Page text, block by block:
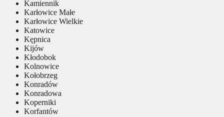
Kamiennik
Karłowice Małe
Karłowice Wielkie
Katowice
Kępnica
Kijów
Kłodobok
Kolnowice
Kołobrzeg
Konradów
Konradowa
Koperniki
Korfantów